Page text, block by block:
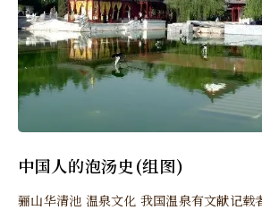
中国人的泡汤史(组图)
骊山华清池 温泉文化 我国温泉有文献记载者多达９７２处，其中